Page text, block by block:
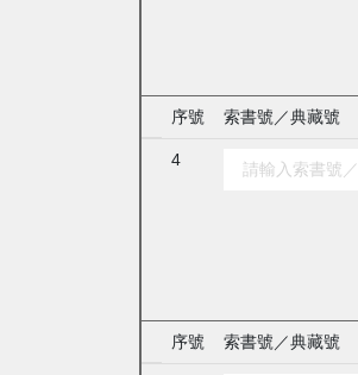
序號 索書號／典藏號
4
序號 索書號／典藏號